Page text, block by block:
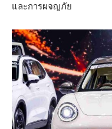
และการผจญภัย